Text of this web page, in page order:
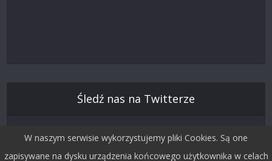
Śledź nas na Twitterze
W naszym serwisie wykorzystujemy pliki Cookies. Są one
zapisywane na dysku urządzenia końcowego użytkownika w celach